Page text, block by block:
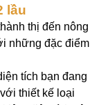
lầu
thị đến nông
những đặc điểm
tích bạn đang
thiết kế loại